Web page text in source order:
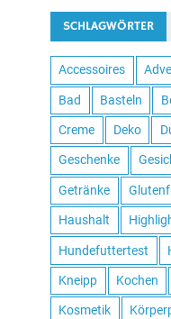
SCHLAGWÖRTER
Accessoires
Bad Basteln
Creme Deko
Geschenke
Getränke
Haushalt
Hundefuttertest
Kneipp Kochen
Kosmetik